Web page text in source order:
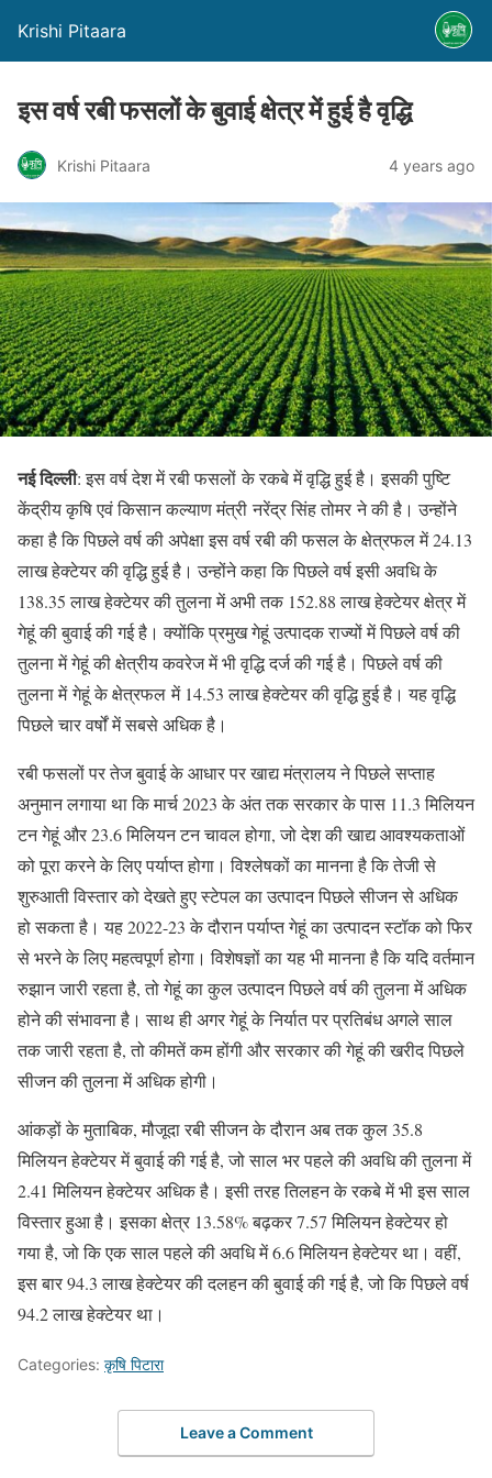
Krishi Pitaara
इस वर्ष रबी फसलों के बुवाई क्षेत्र में हुई है वृद्धि
Krishi Pitaara 4 years ago
नई दिल्ली: इस वर्ष देश में रबी फसलों के रकबे में वृद्धि हुई है। इसकी पुष्टि
केंद्रीय कृषि एवं किसान कल्याण मंत्री नरेंद्र सिंह तोमर ने की है। उन्होंने
कहा है कि पिछले वर्ष की अपेक्षा इस वर्ष रबी की फसल के क्षेत्रफल में 24.13
लाख हेक्टेयर की वृद्धि हुई है। उन्होंने कहा कि पिछले वर्ष इसी अवधि के
138.35 लाख हेक्टेयर की तुलना में अभी तक 152.88 लाख हेक्टेयर क्षेत्र में
गेहूं की बुवाई की गई है। क्योंकि प्रमुख गेहूं उत्पादक राज्यों में पिछले वर्ष की
तुलना में गेहूं की क्षेत्रीय कवरेज में भी वृद्धि दर्ज की गई है। पिछले वर्ष की
तुलना में गेहूं के क्षेत्रफल में 14.53 लाख हेक्टेयर की वृद्धि हुई है। यह वृद्धि
पिछले चार वर्षों में सबसे अधिक है।
रबी फसलों पर तेज बुवाई के आधार पर खाद्य मंत्रालय ने पिछले सप्ताह
अनुमान लगाया था कि मार्च 2023 के अंत तक सरकार के पास 11.3 मिलियन
टन गेहूं और 23.6 मिलियन टन चावल होगा, जो देश की खाद्य आवश्यकताओं
को पूरा करने के लिए पर्याप्त होगा। विश्लेषकों का मानना है कि तेजी से
शुरुआती विस्तार को देखते हुए स्टेपल का उत्पादन पिछले सीजन से अधिक
हो सकता है। यह 2022-23 के दौरान पर्याप्त गेहूं का उत्पादन स्टॉक को फिर
से भरने के लिए महत्वपूर्ण होगा। विशेषज्ञों का यह भी मानना है कि यदि वर्तमान
रुझान जारी रहता है, तो गेहूं का कुल उत्पादन पिछले वर्ष की तुलना में अधिक
होने की संभावना है। साथ ही अगर गेहूं के निर्यात पर प्रतिबंध अगले साल
तक जारी रहता है, तो कीमतें कम होंगी और सरकार की गेहूं की खरीद पिछले
सीजन की तुलना में अधिक होगी।
आंकड़ों के मुताबिक, मौजूदा रबी सीजन के दौरान अब तक कुल 35.8
मिलियन हेक्टेयर में बुवाई की गई है, जो साल भर पहले की अवधि की तुलना में
2.41 मिलियन हेक्टेयर अधिक है। इसी तरह तिलहन के रकबे में भी इस साल
विस्तार हुआ है। इसका क्षेत्र 13.58% बढ़कर 7.57 मिलियन हेक्टेयर हो
गया है, जो कि एक साल पहले की अवधि में 6.6 मिलियन हेक्टेयर था। वहीं,
इस बार 94.3 लाख हेक्टेयर की दलहन की बुवाई की गई है, जो कि पिछले वर्ष
94.2 लाख हेक्टेयर था।
Categories: कृषि पिटारा
Leave a Comment